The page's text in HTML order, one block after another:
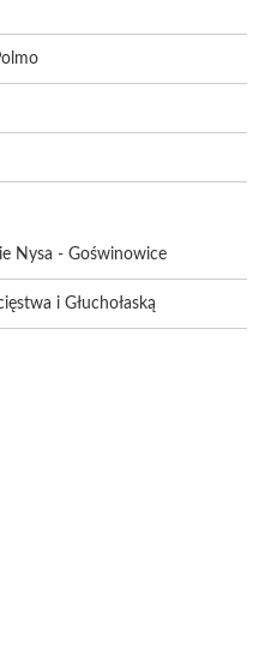
Nysa - Goświnowice
i Głuchołaską